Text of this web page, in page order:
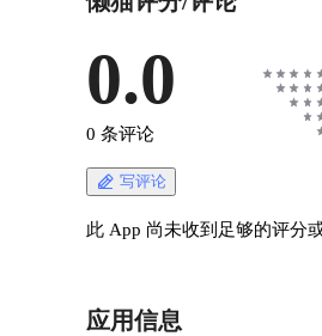
0.0
0 条评论
写评论
此 App 尚未收到足够的评分
应用信息